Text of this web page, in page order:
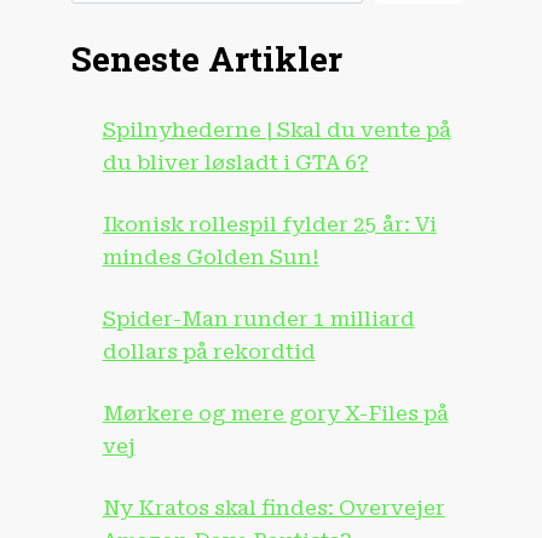
Seneste Artikler
Spilnyhederne | Skal du vente på
du bliver løsladt i GTA 6?
Ikonisk rollespil fylder 25 år: Vi
mindes Golden Sun!
Spider-Man runder 1 milliard
dollars på rekordtid
Mørkere og mere gory X-Files på
vej
Ny Kratos skal findes: Overvejer